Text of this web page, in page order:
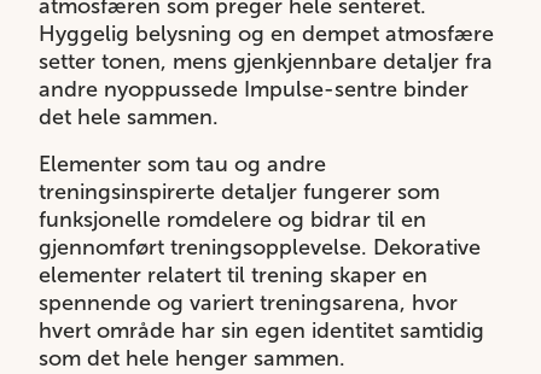
atmosfæren som preger hele senteret.
Hyggelig belysning og en dempet atmosfære
setter tonen, mens gjenkjennbare detaljer fra
andre nyoppussede Impulse-sentre binder
det hele sammen.
Elementer som tau og andre
treningsinspirerte detaljer fungerer som
funksjonelle romdelere og bidrar til en
gjennomført treningsopplevelse. Dekorative
elementer relatert til trening skaper en
spennende og variert treningsarena, hvor
hvert område har sin egen identitet samtidig
som det hele henger sammen.